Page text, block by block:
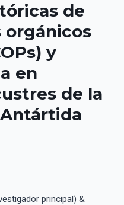
de
y
en
de la
principal) &